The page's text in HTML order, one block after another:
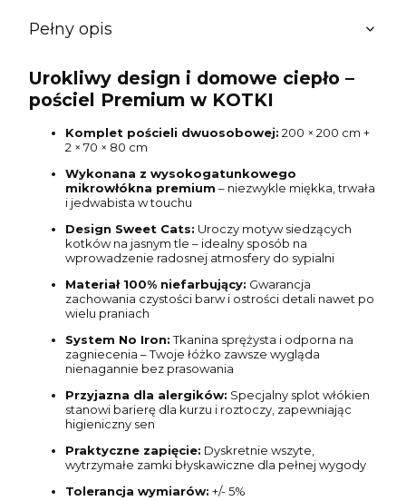
Pełny opis
Urokliwy design i domowe ciepło –
pościel Premium w KOTKI
Komplet pościeli dwuosobowej: 200 × 200 cm +
2 × 70 × 80 cm
Wykonana z wysokogatunkowego
mikrowłókna premium – niezwykle miękka, trwała
i jedwabista w touchu
Design Sweet Cats: Uroczy motyw siedzących
kotków na jasnym tle – idealny sposób na
wprowadzenie radosnej atmosfery do sypialni
Materiał 100% niefarbujący: Gwarancja
zachowania czystości barw i ostrości detali nawet po
wielu praniach
System No Iron:Tkanina sprężysta i odporna na
zagniecenia – Twoje łóżko zawsze wygląda
nienagannie bez prasowania
Przyjazna dla alergików: Specjalny splot włókien
stanowi barierę dla kurzu i roztoczy, zapewniając
higieniczny sen
Praktyczne zapięcie: Dyskretnie wszyte,
wytrzymałe zamki błyskawiczne dla pełnej wygody
Tolerancja wymiarów: +/- 5%